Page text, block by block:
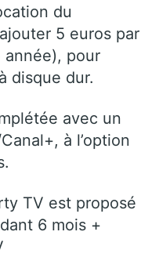
du
5 euros par
année), pour
disque dur.
avec un
à l’option
TV est proposé
6 mois +